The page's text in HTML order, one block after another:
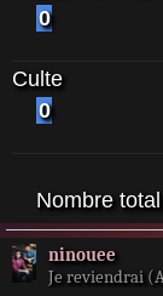
0
Culte
0
Nombre
ninouee
Je reviendrai